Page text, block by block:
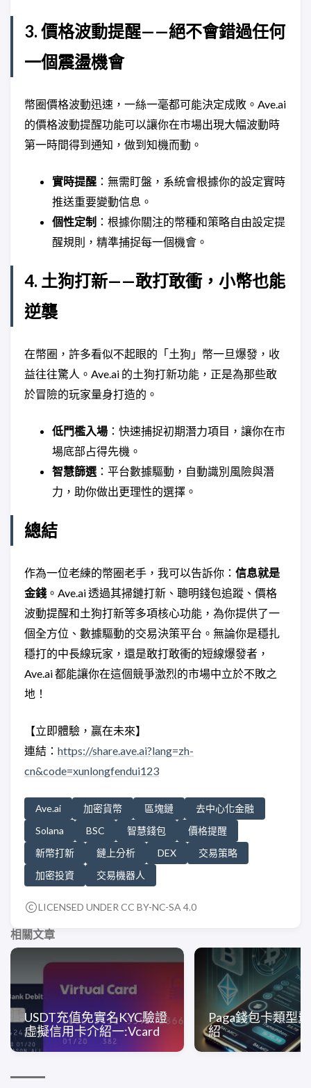
3. 價格波動提醒——絕不會錯過任何
一個震盪機會
幣圈價格波動迅速，一絲一毫都可能決定成敗。Ave.ai
的價格波動提醒功能可以讓你在市場出現大幅波動時
第一時間得到通知，做到知機而動。
實時提醒 ：無需盯盤，系統會根據你的設定實時
推送重要變動信息。
個性定制 ：根據你關注的幣種和策略自由設定提
醒規則，精準捕捉每一個機會。
4. 土狗打新——敢打敢衝，小幣也能
逆襲
在幣圈，許多看似不起眼的「土狗」幣一旦爆發，收
益往往驚人。Ave.ai 的土狗打新功能，正是為那些敢
於冒險的玩家量身打造的。
低門檻入場 ：快速捕捉初期潛力項目，讓你在市
場底部占得先機。
智慧篩選 ：平台數據驅動，自動識別風險與潛
力，助你做出更理性的選擇。
總結
作為一位老練的幣圈老手，我可以告訴你： 信息就是
金錢 。Ave.ai 透過其掃鏈打新、聰明錢包追蹤、價格
波動提醒和土狗打新等多項核心功能，為你提供了一
個全方位、數據驅動的交易決策平台。無論你是穩扎
穩打的中長線玩家，還是敢打敢衝的短線爆發者，
Ave.ai 都能讓你在這個競爭激烈的市場中立於不敗之
地！
【立即體驗，贏在未來】
連結： https://share.ave.ai?lang=zh-
cn&code=xunlongfendui123
Ave.ai 加密貨幣 區塊鏈
去中心化金融
Solana
BSC 智慧錢包
價格提醒
新幣打新
鏈上分析 DEX
交易策略
加密投資
交易機器人
LICENSED UNDER CC BY-NC-SA 4.0
相關文章
USDT充值免實名KYC驗證
虛擬信用卡介紹一:Vcard
Paga錢包卡類型
紹